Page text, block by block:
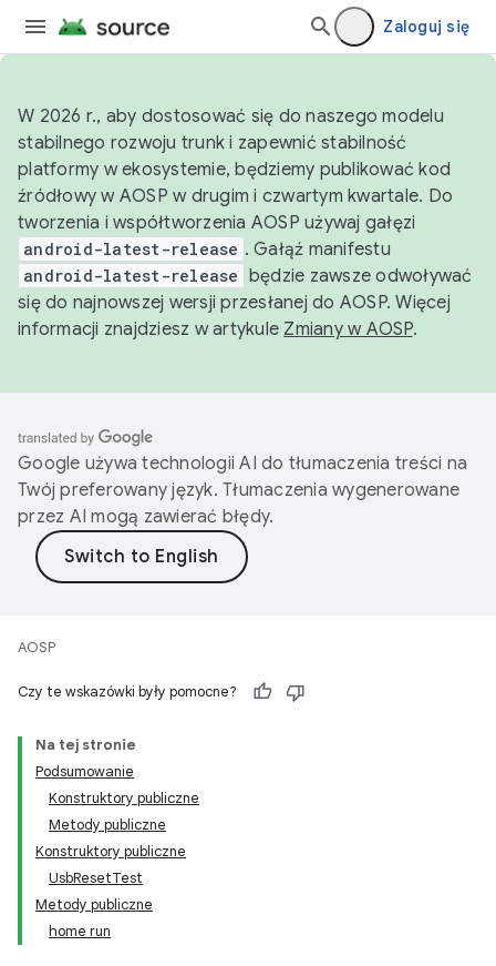
Zaloguj się
W 2026 r., aby dostosować się do naszego modelu
stabilnego rozwoju trunk i zapewnić stabilność
platformy w ekosystemie, będziemy publikować kod
źródłowy w AOSP w drugim i czwartym kwartale. Do
tworzenia i współtworzenia AOSP używaj gałęzi
android-latest-release . Gałąź manifestu
android-latest-release będzie zawsze odwoływać
się do najnowszej wersji przesłanej do AOSP. Więcej
informacji znajdziesz w artykule Zmiany w AOSP.
Google używa technologii AI do tłumaczenia treści na
Twój preferowany język. Tłumaczenia wygenerowane
przez AI mogą zawierać błędy.
AOSP
Czy te wskazówki były pomocne?
Na tej stronie
Podsumowanie
Konstruktory publiczne
Metody publiczne
Konstruktory publiczne
UsbResetTest
Metody publiczne
home run